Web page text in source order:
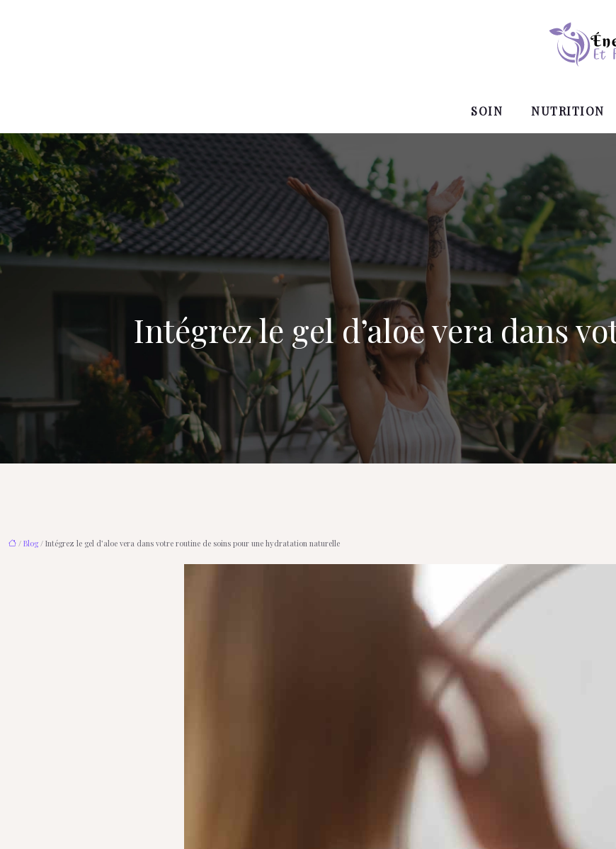
SOIN NUTRITION
Intégrez le gel d’aloe vera dans
/ Blog/ Intégrez le gel d’aloe vera dans votre routine de soins pour une hydratation naturelle